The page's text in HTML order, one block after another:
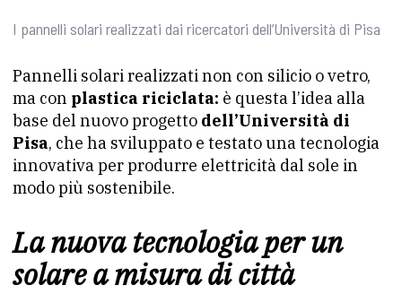
I pannelli solari realizzati dai ricercatori dell’Università di Pisa
Pannelli solari realizzati non con silicio o vetro,
ma con plastica riciclata: è questa l’idea alla
base del nuovo progetto dell’Università di
Pisa, che ha sviluppato e testato una tecnologia
innovativa per produrre elettricità dal sole in
modo più sostenibile.
La nuova tecnologia per un
solare a misura di città